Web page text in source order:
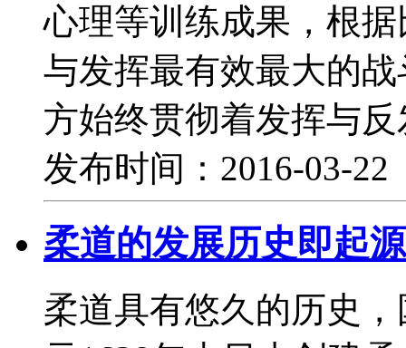
心理等训练成果，根
与发挥最有效最大的
方始终贯彻着发挥与
发布时间：2016-03-
柔道的发展历史即起源
柔道具有悠久的历史